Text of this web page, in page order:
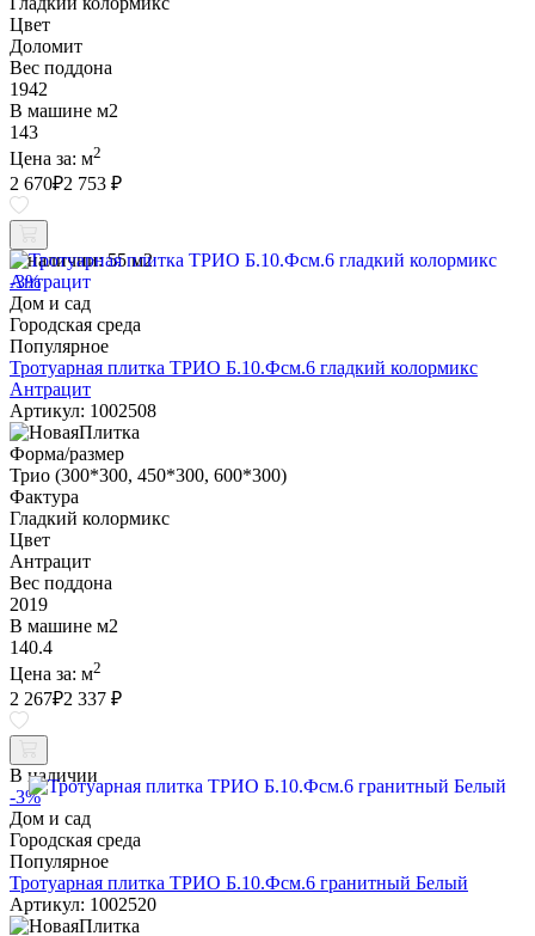
Цвет
Доломит
Вес поддона
1942
В машине м2
143
Цена за: м2
2 670₽2 753 ₽
В наличии: 55 м2
-3%
Дом и сад
Городская среда
Популярное
Тротуарная плитка ТРИО Б.10.Фсм.6 гладкий колормикс
Антрацит
Артикул: 1002508
Форма/размер
Трио (300*300, 450*300, 600*300)
Фактура
Гладкий колормикс
Цвет
Антрацит
Вес поддона
2019
В машине м2
140.4
Цена за: м2
2 267₽2 337 ₽
В наличии
-3%
Дом и сад
Городская среда
Популярное
Тротуарная плитка ТРИО Б.10.Фсм.6 гранитный Белый
Артикул: 1002520